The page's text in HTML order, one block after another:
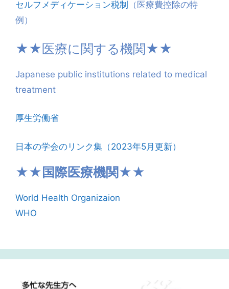
セルフメディケーション税制
（医療費控除の特
例）
★★医療に関する機関★★
Japanese public institutions related to medical
treatment
厚生労働省
日本の学会のリンク集（2023年5月更新）
★★国際医療機関★★
World Health Organizaion
WHO